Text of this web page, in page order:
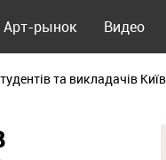
Арт-рынок Видео
та викладачів